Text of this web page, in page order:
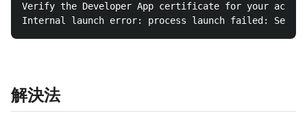
Verify the Developer App certificate for your
解決法